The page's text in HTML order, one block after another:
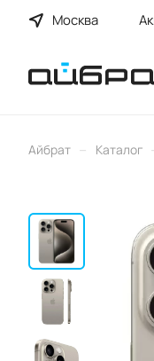
Москва
Айбрат – Каталог